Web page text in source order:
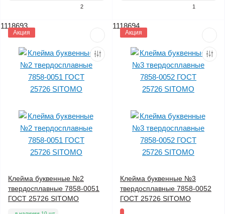
2 1
1118693
Акция
Клейма буквенные №2
твердосплавные 7858-0051
ГОСТ 25726 SITOMO
1118694
Акция
Клейма буквенные №3
твердосплавные 7858-0052
ГОСТ 25726 SITOMO